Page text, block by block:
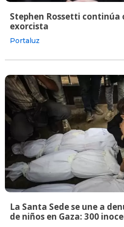
Stephen Rossetti continúa
exorcista
Portaluz
La Santa Sede se une a
de niños en Gaza: 300